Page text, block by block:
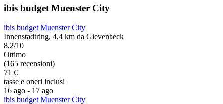
ibis budget Muenster City
ibis budget Muenster City
Innenstadtring, 4,4 km da Gievenbeck
8,2/10
Ottimo
(165 recensioni)
71 €
tasse e oneri inclusi
16 ago - 17 ago
ibis budget Muenster City